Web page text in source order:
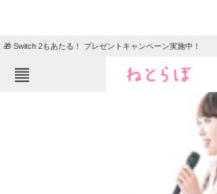
🎁 Switch 2もあたる！ プレゼントキャンペーン実施中！
地域